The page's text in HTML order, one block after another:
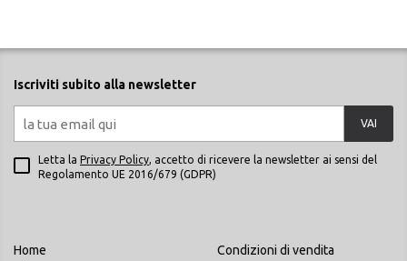
Iscriviti subito alla newsletter
VAI
Letta la Privacy Policy, accetto di ricevere la newsletter ai sensi del
Regolamento UE 2016/679 (GDPR)
Home
Condizioni di vendita